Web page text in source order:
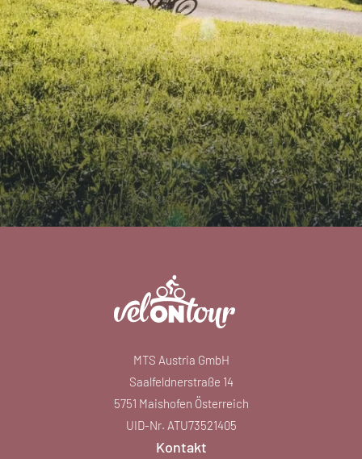
MTS Austria GmbH
Saalfeldnerstraße 14
5751 Maishofen Österreich
UID-Nr. ATU73521405
Kontakt